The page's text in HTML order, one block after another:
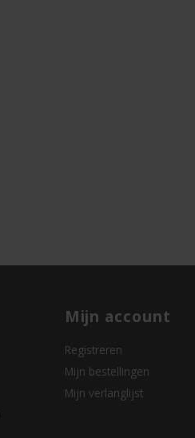
Mijn account
Registreren
Mijn bestellingen
Mijn verlanglijst